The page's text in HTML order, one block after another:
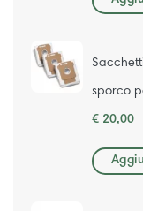
sporco
€ 20,00